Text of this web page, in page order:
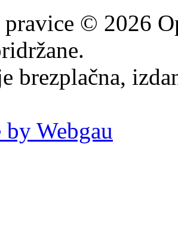
© 2026
brezplačna,
by Webgau